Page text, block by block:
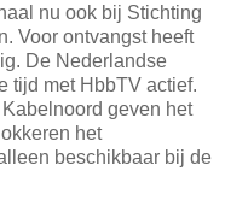
nu ook bij Stichting
Voor ontvangst heeft
De Nederlandse
tijd met HbbTV actief.
geven het
het
beschikbaar bij de